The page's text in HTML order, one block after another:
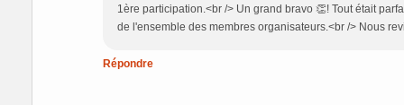
1ère participation.<br /> Un grand bravo 👏! Tout était
de l'ensemble des membres organisateurs.<br /> Nous
Répondre